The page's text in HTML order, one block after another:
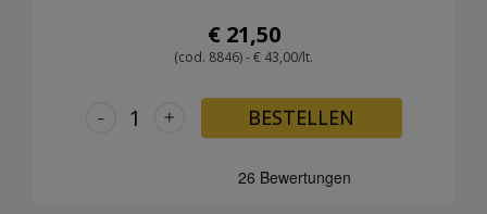
€ 21,50
(cod. 8846) - € 43,00/lt.
+
- BESTELLEN